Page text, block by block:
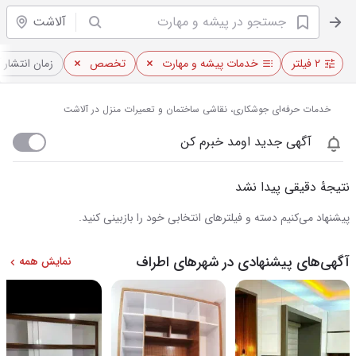
آلاشت
۲ فیلتر خدمات پیشه و مهارت تخصص زمان
خدمات حرفه‌ای جوشکاری، نقاشی ساختمان و تعمیرات منزل در آلاشت
آگهی جدید اومد خبرم کن
نتیجهٔ دقیقی پیدا نشد
پیشنهاد می‌کنیم دسته و فیلترهای انتخابی خود را بازبینی کنید.
آگهی‌های پیشنهادی در شهرهای اطراف نمایش همه